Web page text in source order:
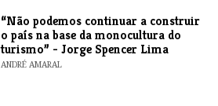
“Não podemos continuar a construir
o país na base da monocultura do
turismo” - Jorge Spencer Lima
ANDRÉ AMARAL